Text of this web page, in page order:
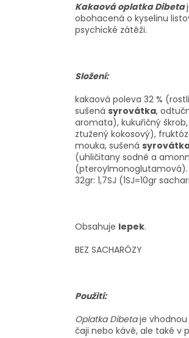
Kakaová oplatka Dibeta
obohacená o kyselinu
psychické zátěži.
Složení:
kakaová poleva 32 %
sušená syrovátka,
aromata), kukuřičný
ztužený kokosový),
mouka, sušená
(uhličitany sodné a
(pteroylmonoglutamová).
32gr: 1,7SJ (1SJ=10gr
Obsahuje lepek.
BEZ SACHARÓZY
Použití:
Oplatka Dibetaje
čaji nebo kávě, ale také v